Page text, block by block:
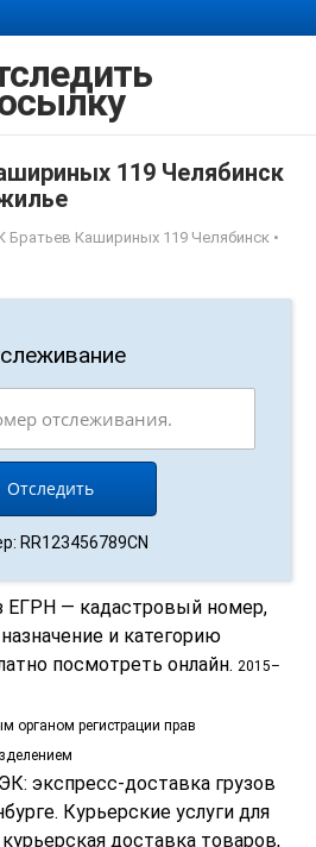
119 Челябинск
Братьев Кашириных 119 Челябинск •
RR123456789CN
— кадастровый номер,
и категорию
посмотреть онлайн. 2015–
органом регистрации прав
экспресс-доставка грузов
Курьерские услуги для
доставка товаров,